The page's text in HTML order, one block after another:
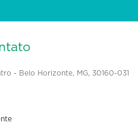
- Belo Horizonte, MG, 30160-031